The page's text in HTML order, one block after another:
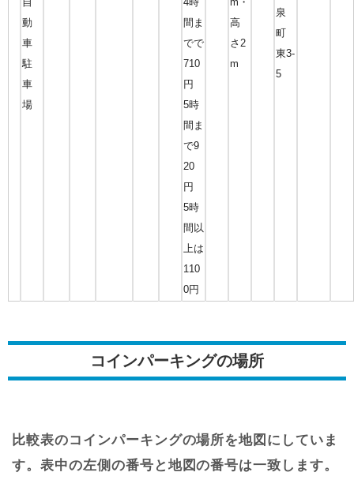
動
車
駐
車
場
間ま
でで
710
円
5時
間ま
で9
20
円
5時
間以
上は
110
0円
高
さ2
m
泉
町
東3-
5
コインパーキングの場所
比較表のコインパーキングの場所を地図にしていま
す。表中の左側の番号と地図の番号は一致します。